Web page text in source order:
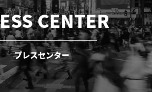
CENTER
プレスセンター